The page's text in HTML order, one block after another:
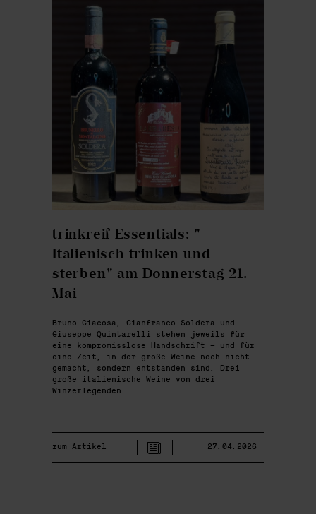
trinkreif Essentials: "
Italienisch trinken und
sterben" am Donnerstag 21.
Mai
Bruno Giacosa, Gianfranco Soldera und
Giuseppe Quintarelli stehen jeweils für
eine kompromisslose Handschrift – und für
eine Zeit, in der große Weine noch nicht
gemacht, sondern entstanden sind. Drei
große italienische Weine von drei
Winzerlegenden.
zum Artikel 27.04.2026